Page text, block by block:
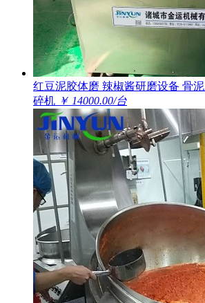
红豆泥胶体磨 辣椒酱研磨设备 骨
碎机 ￥ 14000.00/台